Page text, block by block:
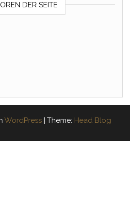
DER SEITE
WordPress | Theme: Head Blog